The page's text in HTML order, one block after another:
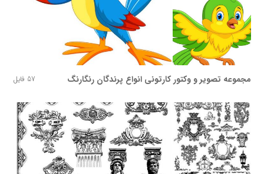
مجموعه تصویر و وکتور کارتونی انواع پرندگان رنگارنگ 57 فایل